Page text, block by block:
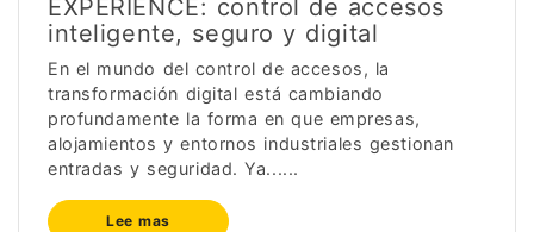
EXPERIENCE: control de accesos
inteligente, seguro y digital
En el mundo del control de accesos, la
transformación digital está cambiando
profundamente la forma en que empresas,
alojamientos y entornos industriales gestionan
entradas y seguridad. Ya......
Lee mas